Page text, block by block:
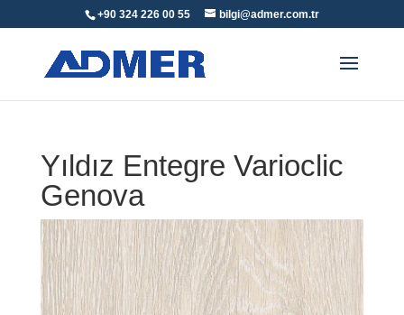
+90 324 226 00 55 bilgi@admer.com.tr
Yıldız Entegre Varioclic
Genova